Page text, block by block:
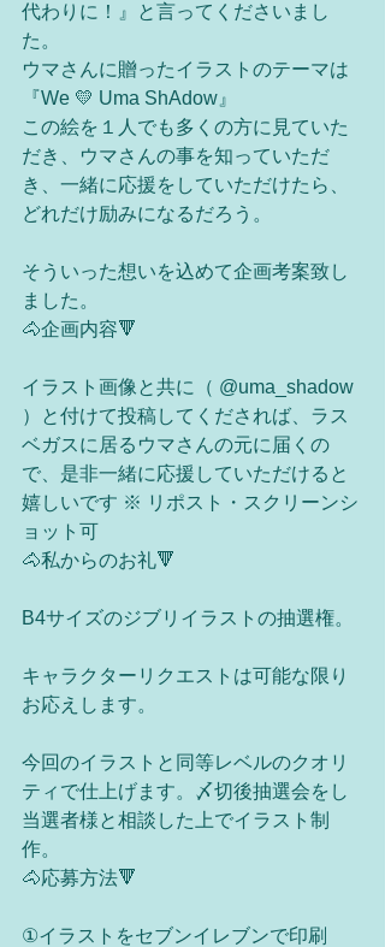
代わりに！』と言ってくださいまし
た。
ウマさんに贈ったイラストのテーマは
『We 💛 Uma ShAdow』
この絵を１人でも多くの方に見ていた
だき、ウマさんの事を知っていただ
き、一緒に応援をしていただけたら、
どれだけ励みになるだろう。
そういった想いを込めて企画考案致し
ました。
🐴企画内容🔻
イラスト画像と共に（ @uma_shadow
）と付けて投稿してくだされば、ラス
ベガスに居るウマさんの元に届くの
で、是非一緒に応援していただけると
嬉しいです ※ リポスト・スクリーンシ
ョット可
🐴私からのお礼🔻
B4サイズのジブリイラストの抽選権。
キャラクターリクエストは可能な限り
お応えします。
今回のイラストと同等レベルのクオリ
ティで仕上げます。〆切後抽選会をし
当選者様と相談した上でイラスト制
作。
🐴応募方法🔻
①イラストをセブンイレブンで印刷